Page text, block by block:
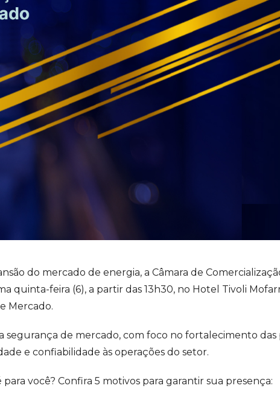
do mercado de energia, a Câmara de
quinta-feira (6), a partir das 13h30, no Hotel Tivoli
Mercado.
de mercado, com foco no fortalecimento das
e confiabilidade às operações do setor.
você? Confira 5 motivos para garantir sua presença: